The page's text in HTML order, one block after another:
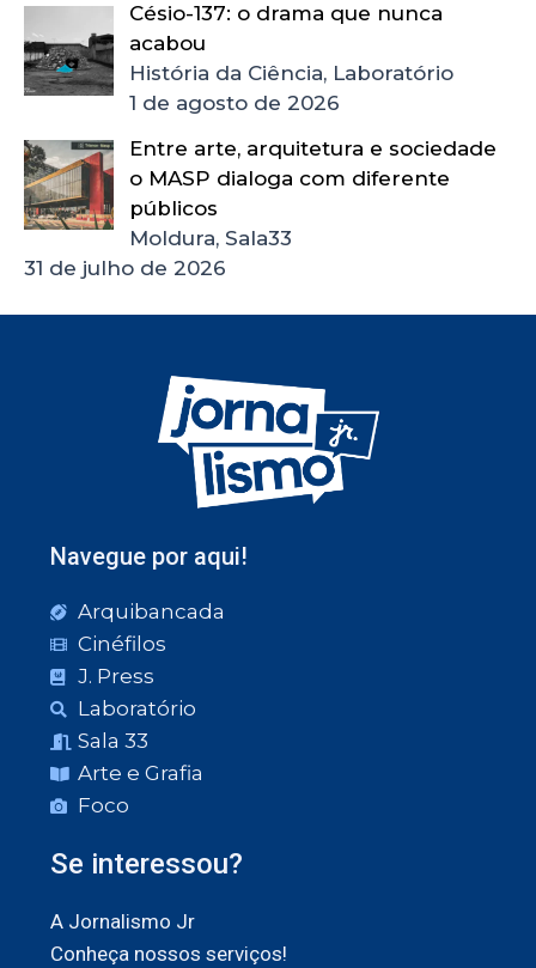
Césio-137: o drama que nunca
acabou
História da Ciência, Laboratório
1 de agosto de 2026
Entre arte, arquitetura e sociedade
o MASP dialoga com diferente
públicos
Moldura, Sala33
31 de julho de 2026
Navegue por aqui!
Arquibancada
Cinéfilos
J. Press
Laboratório
Sala 33
Arte e Grafia
Foco
Se interessou?
A Jornalismo Jr
Conheça nossos serviços!